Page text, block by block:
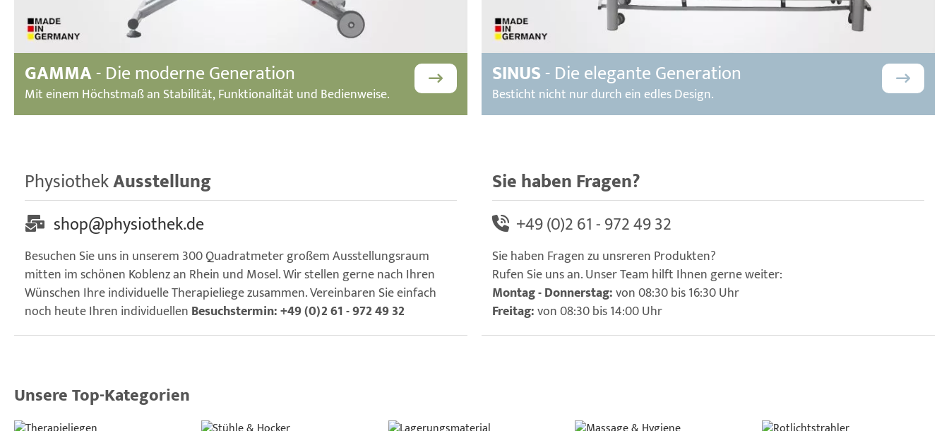
GAMMA- Die moderne Generation
Mit einem Höchstmaß an Stabilität, Funktionalität und Bedienweise.
SINUS- Die elegante Generation
Besticht nicht nur durch ein edles Design.
PhysiothekAusstellung
shop@physiothek.de
Besuchen Sie uns in unserem 300 Quadratmeter großem Ausstellungsraum
mitten im schönen Koblenz an Rhein und Mosel. Wir stellen gerne nach Ihren
Wünschen Ihre individuelle Therapieliege zusammen. Vereinbaren Sie einfach
noch heute Ihren individuellen Besuchstermin: +49 (0)2 61 - 972 49 32
Sie haben Fragen?
+49 (0)2 61 - 972 49 32
Sie haben Fragen zu unsreren Produkten?
Rufen Sie uns an. Unser Team hilft Ihnen gerne weiter:
Montag - Donnerstag:von 08:30 bis 16:30 Uhr
Freitag:von 08:30 bis 14:00 Uhr
Unsere Top-Kategorien